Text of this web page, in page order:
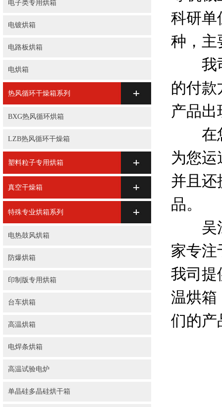
电子类专用烘箱
电镀烘箱
电路板烘箱
电烘箱
热风循环干燥箱系列
BXG热风循环烘箱
LZB热风循环干燥箱
塑料粒子专用烘箱
真空干燥箱
特殊专业烘箱系列
电热鼓风烘箱
防爆烘箱
印制版专用烘箱
台车烘箱
高温烘箱
电焊条烘箱
高温试验电炉
单晶硅多晶硅烘干箱
科研单
种，主
我司
的付
产品
在您
为您
并且还
品。
吴江
家专注
我司提
温烘箱
们的产